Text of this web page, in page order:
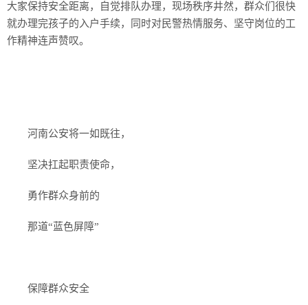
大家保持安全距离，自觉排队办理，现场秩序井然，群众们很快
就办理完孩子的入户手续，同时对民警热情服务、坚守岗位的工
作精神连声赞叹。
河南公安将一如既往，
坚决扛起职责使命，
勇作群众身前的
那道“蓝色屏障”
保障群众安全